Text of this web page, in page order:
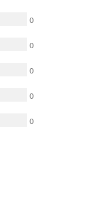
0
0
0
0
0